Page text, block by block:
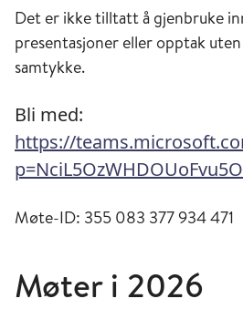
Det er ikke tilltatt å gjenbruke
presentasjoner eller opptak
samtykke.
Bli med:
https://
p=NciL5OzWHDOUoFvu5O
Møte-ID: 355 083 377 934 471
Møter i 2026